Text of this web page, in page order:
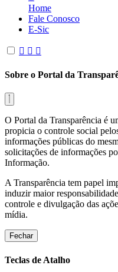
Home
Fale Conosco
E-Sic
Sobre o Portal da
O Portal da Transparência é
propicia o controle social
informações públicas do
solicitações de informações
Informação.
A Transparência tem papel
induzir maior
controle e divulgação das
mídia.
Fechar
Teclas de Atalho